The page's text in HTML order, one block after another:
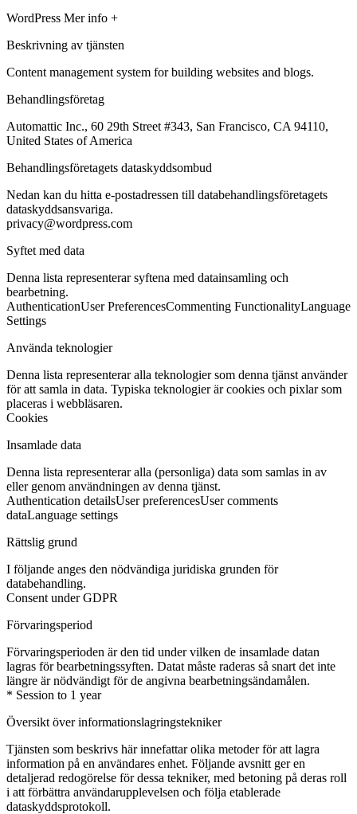
WordPress Mer info +
Beskrivning av tjänsten
Content management system for building websites and blogs.
Behandlingsföretag
Automattic Inc., 60 29th Street #343, San Francisco, CA 94110,
United States of America
Behandlingsföretagets dataskyddsombud
Nedan kan du hitta e-postadressen till databehandlingsföretagets
dataskyddsansvariga.
privacy@wordpress.com
Syftet med data
Denna lista representerar syftena med datainsamling och
bearbetning.
AuthenticationUser PreferencesCommenting FunctionalityLanguage
Settings
Använda teknologier
Denna lista representerar alla teknologier som denna tjänst använder
för att samla in data. Typiska teknologier är cookies och pixlar som
placeras i webbläsaren.
Cookies
Insamlade data
Denna lista representerar alla (personliga) data som samlas in av
eller genom användningen av denna tjänst.
Authentication detailsUser preferencesUser comments
dataLanguage settings
Rättslig grund
I följande anges den nödvändiga juridiska grunden för
databehandling.
Consent under GDPR
Förvaringsperiod
Förvaringsperioden är den tid under vilken de insamlade datan
lagras för bearbetningssyften. Datat måste raderas så snart det inte
längre är nödvändigt för de angivna bearbetningsändamålen.
* Session to 1 year
Översikt över informationslagringstekniker
Tjänsten som beskrivs här innefattar olika metoder för att lagra
information på en användares enhet. Följande avsnitt ger en
detaljerad redogörelse för dessa tekniker, med betoning på deras roll
i att förbättra användarupplevelsen och följa etablerade
dataskyddsprotokoll.